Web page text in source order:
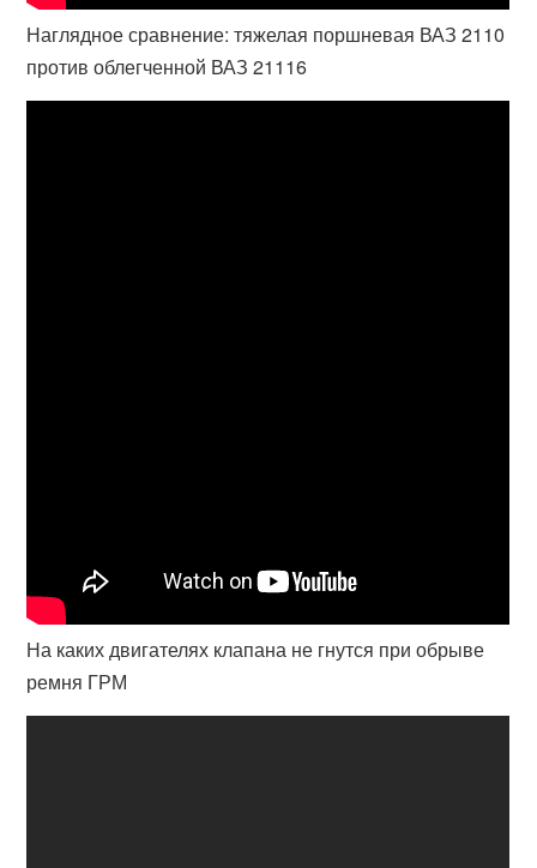
Наглядное сравнение: тяжелая поршневая ВАЗ 2110
против облегченной ВАЗ 21116
На каких двигателях клапана не гнутся при обрыве
ремня ГРМ